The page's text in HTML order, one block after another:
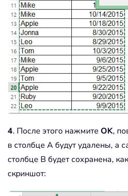
4. После этого нажмите OK,
в столбце A будут удалены, а
столбце B будет сохранена,
скриншот: